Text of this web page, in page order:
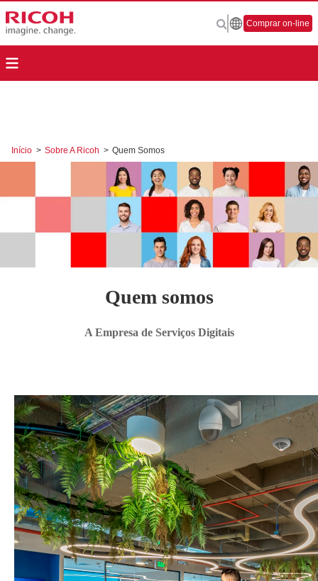
Comprar on-line
Início > Sobre A Ricoh > Quem Somos
Quem somos
A Empresa de Serviços Digitais